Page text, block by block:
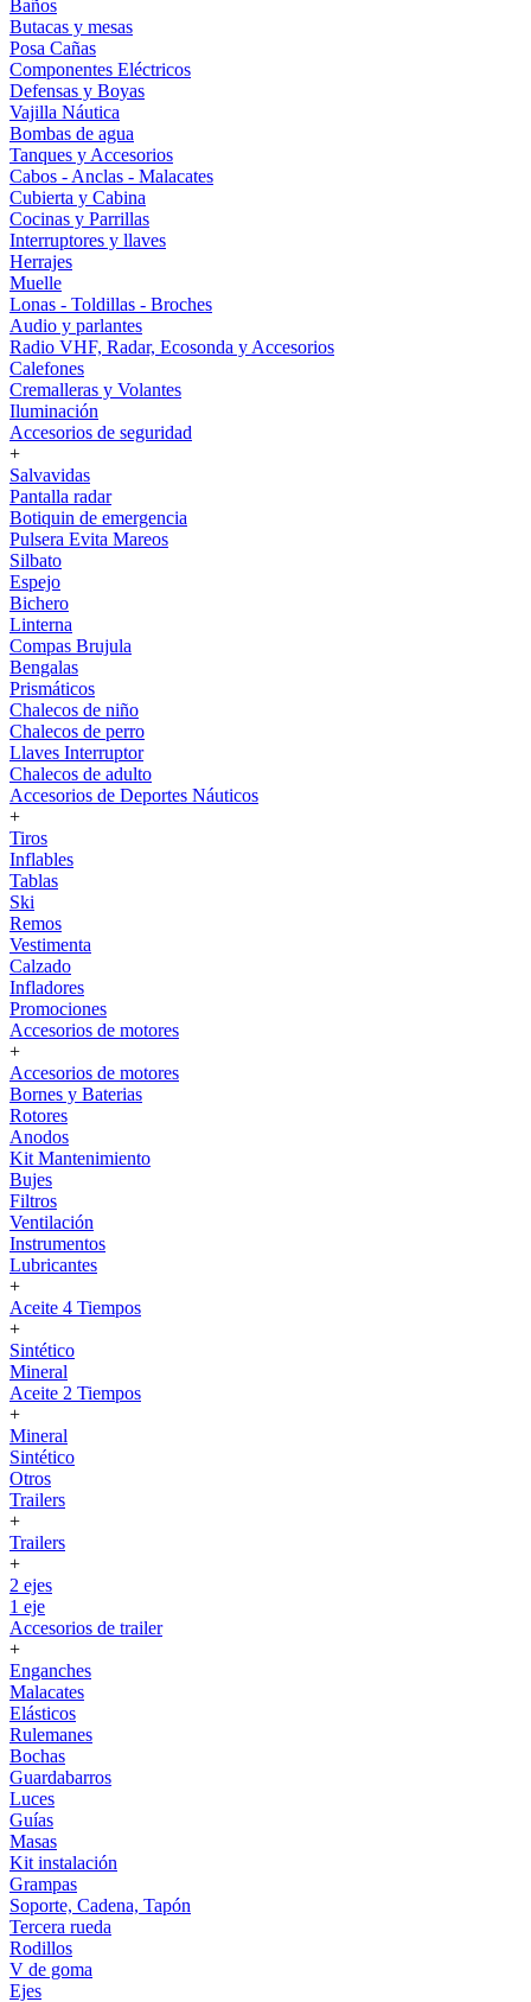
Baños
Butacas y mesas
Posa Cañas
Componentes Eléctricos
Defensas y Boyas
Vajilla Náutica
Bombas de agua
Tanques y Accesorios
Cabos - Anclas - Malacates
Cubierta y Cabina
Cocinas y Parrillas
Interruptores y llaves
Herrajes
Muelle
Lonas - Toldillas - Broches
Audio y parlantes
Radio VHF, Radar, Ecosonda y Accesorios
Calefones
Cremalleras y Volantes
Iluminación
Accesorios de seguridad
+
Salvavidas
Pantalla radar
Botiquin de emergencia
Pulsera Evita Mareos
Silbato
Espejo
Bichero
Linterna
Compas Brujula
Bengalas
Prismáticos
Chalecos de niño
Chalecos de perro
Llaves Interruptor
Chalecos de adulto
Accesorios de Deportes Náuticos
+
Tiros
Inflables
Tablas
Ski
Remos
Vestimenta
Calzado
Infladores
Promociones
Accesorios de motores
+
Accesorios de motores
Bornes y Baterias
Rotores
Anodos
Kit Mantenimiento
Bujes
Filtros
Ventilación
Instrumentos
Lubricantes
+
Aceite 4 Tiempos
+
Sintético
Mineral
Aceite 2 Tiempos
+
Mineral
Sintético
Otros
Trailers
+
Trailers
+
2 ejes
1 eje
Accesorios de trailer
+
Enganches
Malacates
Elásticos
Rulemanes
Bochas
Guardabarros
Luces
Guías
Masas
Kit instalación
Grampas
Soporte, Cadena, Tapón
Tercera rueda
Rodillos
V de goma
Ejes